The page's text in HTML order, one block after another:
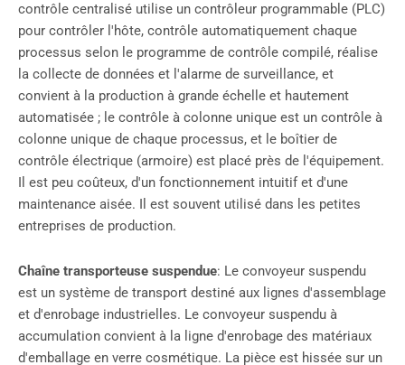
contrôle centralisé utilise un contrôleur programmable (PLC)
pour contrôler l'hôte, contrôle automatiquement chaque
processus selon le programme de contrôle compilé, réalise
la collecte de données et l'alarme de surveillance, et
convient à la production à grande échelle et hautement
automatisée ; le contrôle à colonne unique est un contrôle à
colonne unique de chaque processus, et le boîtier de
contrôle électrique (armoire) est placé près de l'équipement.
Il est peu coûteux, d'un fonctionnement intuitif et d'une
maintenance aisée. Il est souvent utilisé dans les petites
entreprises de production.
Chaîne transporteuse suspendue: Le convoyeur suspendu
est un système de transport destiné aux lignes d'assemblage
et d'enrobage industrielles. Le convoyeur suspendu à
accumulation convient à la ligne d'enrobage des matériaux
d'emballage en verre cosmétique. La pièce est hissée sur un